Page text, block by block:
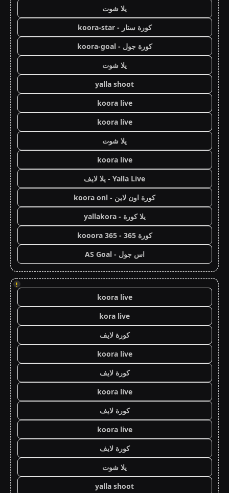
يلا شوت
كورة ستار - koora-star
كورة جول - koora-goal
يلا شوت
yalla shoot
koora live
koora live
يلا شوت
koora live
Yalla Live - يلا لايف
كورة اون لاين - koora onl
يلا كورة - yallakora
كورة 365 - kooora 365
اس جول - AS Goal
!
koora live
kora live
كورة لايف
koora live
كورة لايف
koora live
كورة لايف
koora live
كورة لايف
يلا شوت
yalla shoot